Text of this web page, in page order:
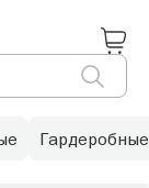
Гардеробные